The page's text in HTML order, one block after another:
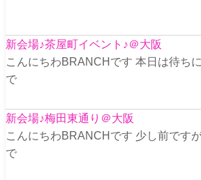
新会場♪茶屋町イベント♪＠大阪
こんにちわBRANCHです 本日は待ち
で
新会場♪梅田東通り＠大阪
こんにちわBRANCHです 少し前です
で